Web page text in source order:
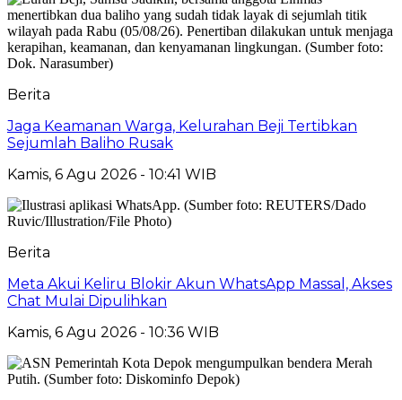
Berita
Jaga Keamanan Warga, Kelurahan Beji Tertibkan
Sejumlah Baliho Rusak
Kamis, 6 Agu 2026 - 10:41 WIB
Berita
Meta Akui Keliru Blokir Akun WhatsApp Massal, Akses
Chat Mulai Dipulihkan
Kamis, 6 Agu 2026 - 10:36 WIB